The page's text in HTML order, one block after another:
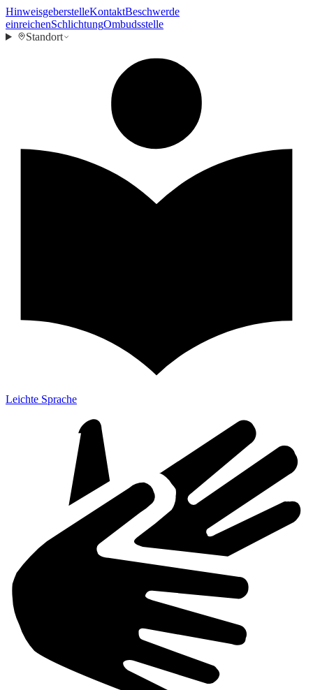
HinweisgeberstelleKontaktBeschwerde
einreichenSchlichtungOmbudsstelle
Standort
Leichte Sprache